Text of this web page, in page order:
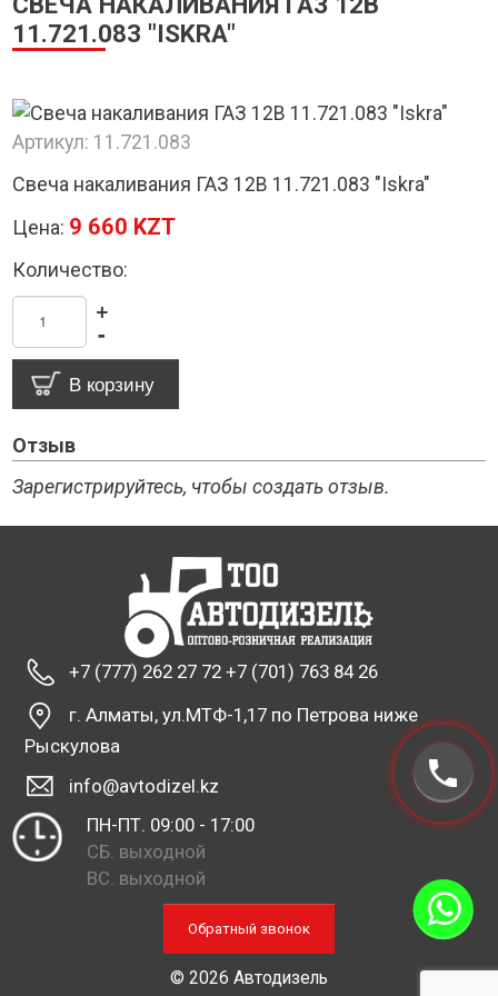
11.721.083 "ISKRA"
Артикул: 11.721.083
Свеча накаливания ГАЗ 12В 11.721.083 "Iskra"
Цена: 9 660 KZT
Количество:
-
+
Отзыв
Зарегистрируйтесь, чтобы создать отзыв.
+7 (777) 262 27 72 +7 (701) 763 84 26
г. Алматы, ул.МТФ-1,17 по Петрова ниже
Рыскулова
info@avtodizel.kz
ПН-ПТ. 09:00 - 17:00
СБ. выходной
ВС. выходной
Обратный звонок
© 2026 Автодизель